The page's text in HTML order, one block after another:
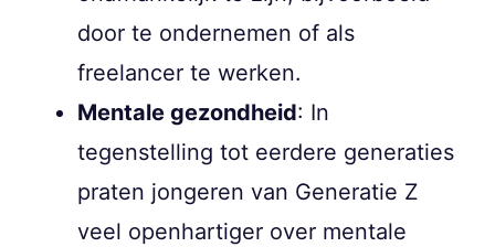
door te ondernemen of als
freelancer te werken.
Mentale gezondheid: In
tegenstelling tot eerdere generaties
praten jongeren van Generatie Z
veel openhartiger over mentale